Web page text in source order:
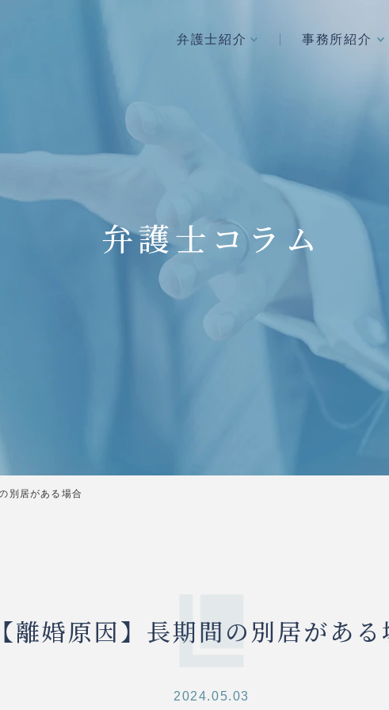
弁護士紹介 事務所紹介
弁護士コラム
別居がある場合
【離婚原因】長期間の別居があ
2024.05.03